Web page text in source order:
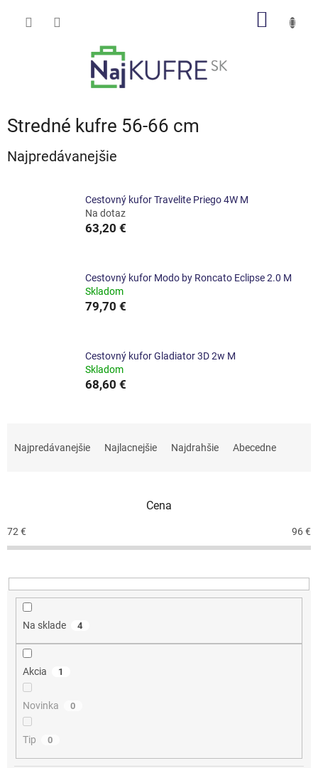
Stredné kufre 56-66 cm
Najpredávanejšie
Cestovný kufor Travelite Priego 4W M
Na dotaz
63,20 €
Cestovný kufor Modo by Roncato Eclipse 2.0 M
Skladom
79,70 €
Cestovný kufor Gladiator 3D 2w M
Skladom
68,60 €
e
p
r
d
Najpredávanejšie Najlacnejšie Najdrahšie Abecedne
Cena
72€ 96€
Na sklade 4
Akcia 1
Novinka 0
Tip 0